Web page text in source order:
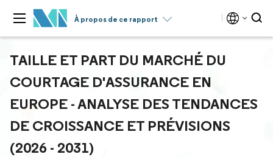
À propos de ce rapport
TAILLE ET PART DU MARCHÉ DU
COURTAGE D'ASSURANCE EN
EUROPE - ANALYSE DES TENDANCES
DE CROISSANCE ET PRÉVISIONS
(2026 - 2031)